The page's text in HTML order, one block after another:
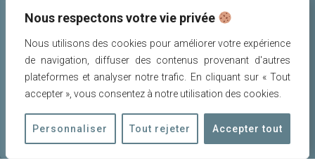
Nous respectons votre vie privée
Nous utilisons des cookies pour améliorer votre expérience
de navigation, diffuser des contenus provenant d'autres
plateformes et analyser notre trafic. En cliquant sur « Tout
accepter », vous consentez à notre utilisation des cookies.
Personnaliser Tout rejeter Accepter tout
POUR NOUS CONTACTER
amis.patrimoine.rognes@gmail.com